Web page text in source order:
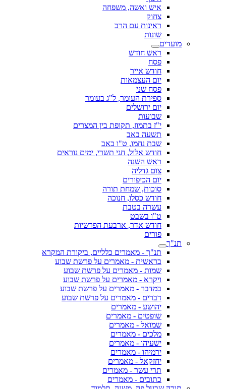
איש ואשה, משפחה
צחוק
ראינות עם הרב
שונות
מועדים
ראש חודש
פסח
חודש אייר
יום העצמאות
פסח שני
ספירת העומר, ל"ג בעומר
יום ירושלים
שבועות
י"ז בתמוז, תקופת בין המצרים
תשעה באב
שבת נחמו, ט"ו באב
חודש אלול, חגי תשרי, ימים נוראים
ראש השנה
צום גדליה
יום הכיפורים
סוכות, שמחת תורה
חודש כסלו, חנוכה
עשרה בטבת
ט"ו בשבט
חודש אדר, ארבעת הפרשיות
פורים
תנ"ך
תנ"ך - מאמרים כלליים, ביקורת המקרא
בראשית - מאמרים על פרשת שבוע
שמות - מאמרים על פרשת שבוע
ויקרא - מאמרים על פרשת שבוע
במדבר - מאמרים על פרשת שבוע
דברים - מאמרים על פרשת שבוע
יהושע - מאמרים
שופטים - מאמרים
שמואל - מאמרים
מלכים - מאמרים
ישעיהו - מאמרים
ירמיהו - מאמרים
יחזקאל - מאמרים
תרי עשר - מאמרים
כתובים - מאמרים